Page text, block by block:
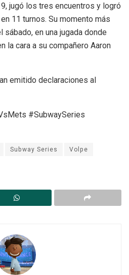
jugó los tres encuentros y logró
11 turnos. Su momento más
en una jugada donde
la cara a su compañero Aaron
emitido declaraciones al
#SubwaySeries
Subway Series
Volpe